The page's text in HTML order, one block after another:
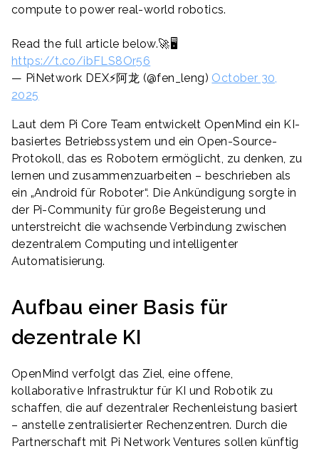
compute to power real-world robotics.
Read the full article below.🚀🖥
https://t.co/ibFLS8Or56
— PiNetwork DEX⚡️阿龙 (@fen_leng) October 30,
2025
Laut dem Pi Core Team entwickelt OpenMind ein KI-
basiertes Betriebssystem und ein Open-Source-
Protokoll, das es Robotern ermöglicht, zu denken, zu
lernen und zusammenzuarbeiten – beschrieben als
ein „Android für Roboter“. Die Ankündigung sorgte in
der Pi-Community für große Begeisterung und
unterstreicht die wachsende Verbindung zwischen
dezentralem Computing und intelligenter
Automatisierung.
Aufbau einer Basis für
dezentrale KI
OpenMind verfolgt das Ziel, eine offene,
kollaborative Infrastruktur für KI und Robotik zu
schaffen, die auf dezentraler Rechenleistung basiert
– anstelle zentralisierter Rechenzentren. Durch die
Partnerschaft mit Pi Network Ventures sollen künftig